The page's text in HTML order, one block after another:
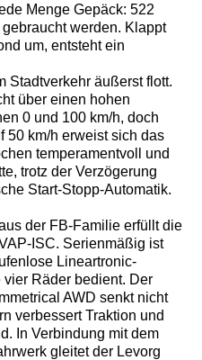
Menge Gepäck: 522
werden. Klappt
um, entsteht ein
Stadtverkehr äußerst flott.
über einen hohen
0 und 100 km/h, doch
50 km/h erweist sich das
temperamentvoll und
trotz der Verzögerung
Start-Stopp-Automatik.
der FB-Familie erfüllt die
ISC. Serienmäßig ist
Lineartronic-
Räder bedient. Der
AWD senkt nicht
verbessert Traktion und
In Verbindung mit dem
gleitet der Levorg